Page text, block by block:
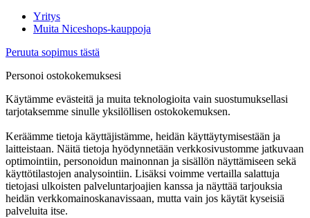
Yritys
Muita Niceshops-kauppoja
Peruuta sopimus tästä
Personoi ostokokemuksesi
Käytämme evästeitä ja muita teknologioita vain suostumuksellasi
tarjotaksemme sinulle yksilöllisen ostokokemuksen.
Keräämme tietoja käyttäjistämme, heidän käyttäytymisestään ja
laitteistaan. Näitä tietoja hyödynnetään verkkosivustomme jatkuvaan
optimointiin, personoidun mainonnan ja sisällön näyttämiseen sekä
käyttötilastojen analysointiin. Lisäksi voimme vertailla salattuja
tietojasi ulkoisten palveluntarjoajien kanssa ja näyttää tarjouksia
heidän verkkomainoskanavissaan, mutta vain jos käytät kyseisiä
palveluita itse.